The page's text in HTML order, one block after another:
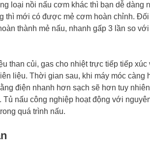
loại nồi nấu cơm khác thì bạn dễ dàng
thì mới có được mẻ cơm hoàn chỉnh.
thành mẻ nấu, nhanh gấp 3 lần so
than củi, gas cho nhiệt trực tiếp tiếp
liệu. Thời gian sau, khi máy móc càng
điện nhanh hơn sạch sẽ hơn tuy
nấu công nghiệp hoạt động với
quá trình nấu.